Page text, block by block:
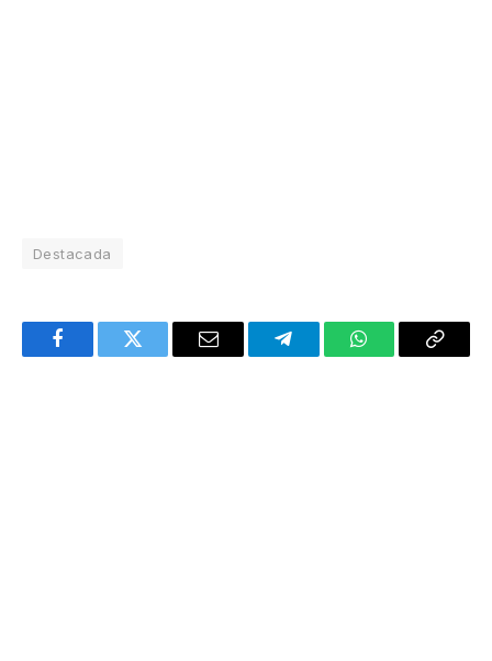
Destacada
FacebookTwitter Email TelegramWhatsAppCopy